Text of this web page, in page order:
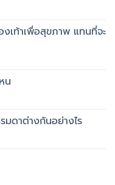
เท้าเพื่อสุขภาพ แทนที่จะ
น
มดาต่างกันอย่างไร